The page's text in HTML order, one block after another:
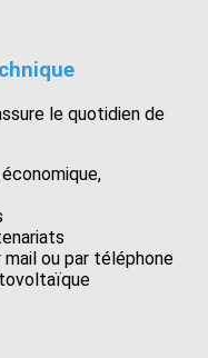
le quotidien de
ou par téléphone